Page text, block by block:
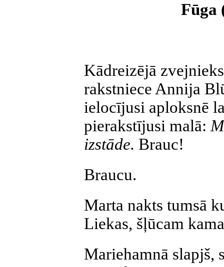
Fūga
Kādreizējā
rakstniece Annija
ielocījusi aploksnē
pierakstījusi malā:
izstāde. Brauc!
Braucu.
Marta nakts tumsā
Liekas, šļūcam
Mariehamnā slapjš,